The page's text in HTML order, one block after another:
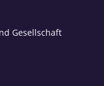
Gesellschaft